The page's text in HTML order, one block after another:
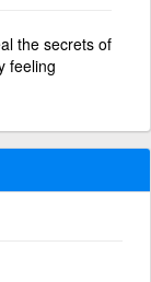
the secrets of
feeling